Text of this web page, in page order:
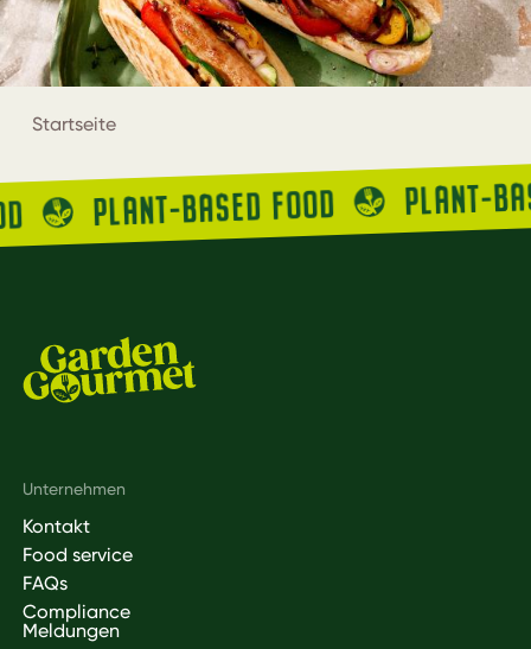
Startseite
PLANT-BASED FOOD PLANT-
Footer
Unternehmen
Kontakt
Food service
FAQs
Compliance
Meldungen